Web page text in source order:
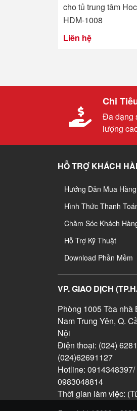
cho tủ trung tâm
HDM-1008
Liên hệ
Chi
Đa dạng
lượng
HỖ TRỢ KHÁCH
Hướng Dẫn Mua Hàng
Hình Thức Thanh
Chăm Sóc Khách
Hỗ Trợ Kỹ Thuật
Download Phần Mềm
VP. GIAO DỊCH
Phòng 1005 Tòa
Nam Trung Yên, Q.
Nội
Điện thoại: (024)
(024)62691127
Hotline:
0983048814
Thời gian làm việc: